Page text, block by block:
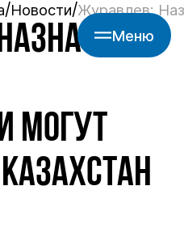
Меню
Новости Журавлев:
МОГУТ